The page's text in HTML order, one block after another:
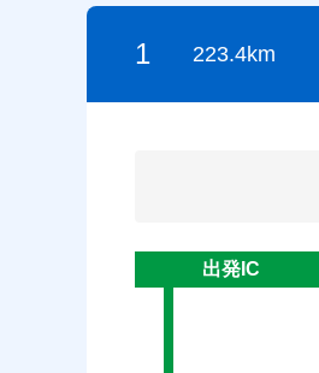
1 223.4km
出発IC